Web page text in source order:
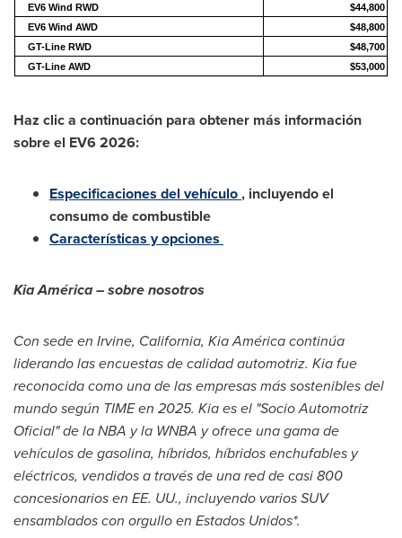
EV6 Wind RWD
$44,800
EV6 Wind AWD
$48,800
GT-Line RWD
$48,700
GT-Line AWD
$53,000
Haz clic a continuación para obtener más información
sobre el EV6 2026:
Especificaciones del vehículo , incluyendo el
consumo de combustible
Características y opciones
KiaAmérica–sobre nosotros
Con sede en Irvine, California, Kia Américacontinúa
liderando las encuestas de calidad automotriz. Kia fue
reconocida como una de las empresas más sostenibles del
mundo según TIME en 2025. Kia es el "Socio Automotriz
Oficial" de la NBA y la WNBA y ofrece una gama de
vehículos de gasolina, híbridos, híbridos enchufables y
eléctricos, vendidos a través de una red de casi 800
concesionarios en EE. UU., incluyendo varios SUV
ensamblados con orgullo en Estados Unidos*.